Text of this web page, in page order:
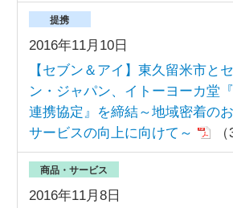
2016年11月10日
提携
【セブン＆アイ】東久留米市と
ン・ジャパン、イトーヨーカ堂
連携協定』を締結～地域密着の
サービスの向上に向けて～
2016年11月8日
商品・サービス